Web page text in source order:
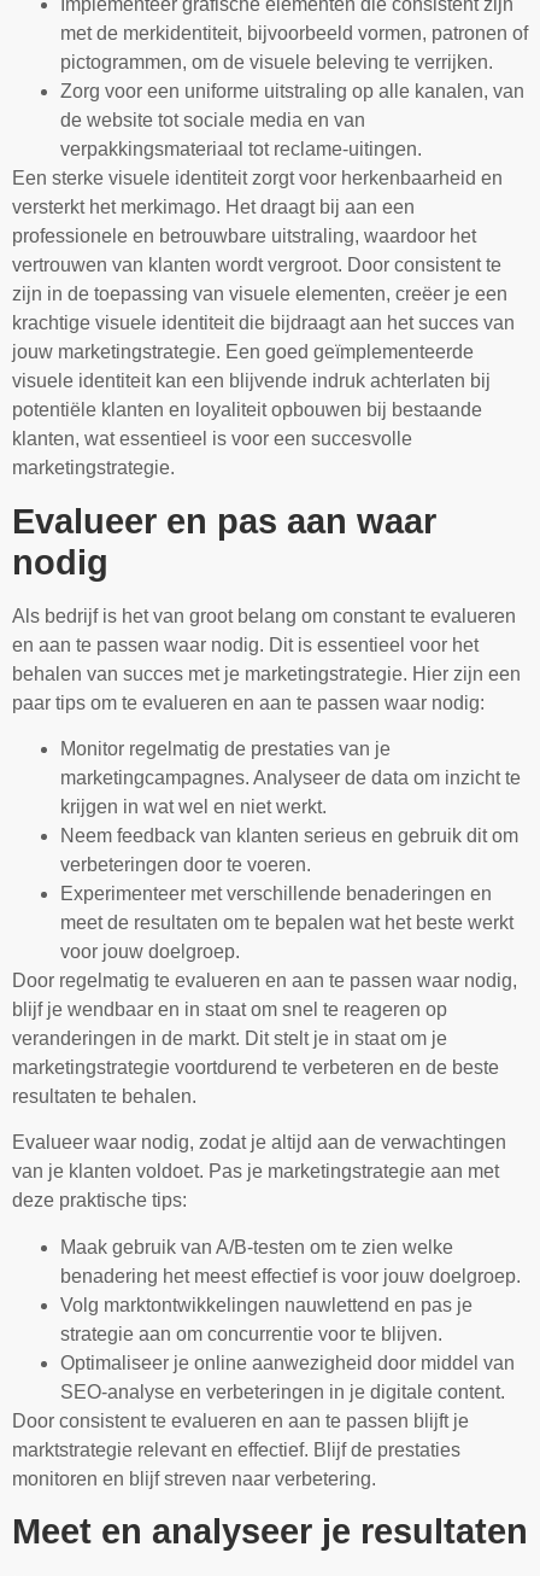
Implementeer grafische elementen die consistent zijn
met de merkidentiteit, bijvoorbeeld vormen, patronen of
pictogrammen, om de visuele beleving te verrijken.
Zorg voor een uniforme uitstraling op alle kanalen, van
de website tot sociale media en van
verpakkingsmateriaal tot reclame-uitingen.
Een sterke visuele identiteit zorgt voor herkenbaarheid en
versterkt het merkimago. Het draagt bij aan een
professionele en betrouwbare uitstraling, waardoor het
vertrouwen van klanten wordt vergroot. Door consistent te
zijn in de toepassing van visuele elementen, creëer je een
krachtige visuele identiteit die bijdraagt aan het succes van
jouw marketingstrategie. Een goed geïmplementeerde
visuele identiteit kan een blijvende indruk achterlaten bij
potentiële klanten en loyaliteit opbouwen bij bestaande
klanten, wat essentieel is voor een succesvolle
marketingstrategie.
Evalueer en pas aan waar
nodig
Als bedrijf is het van groot belang om constant te evalueren
en aan te passen waar nodig. Dit is essentieel voor het
behalen van succes met je marketingstrategie. Hier zijn een
paar tips om te evalueren en aan te passen waar nodig:
Monitor regelmatig de prestaties van je
marketingcampagnes. Analyseer de data om inzicht te
krijgen in wat wel en niet werkt.
Neem feedback van klanten serieus en gebruik dit om
verbeteringen door te voeren.
Experimenteer met verschillende benaderingen en
meet de resultaten om te bepalen wat het beste werkt
voor jouw doelgroep.
Door regelmatig te evalueren en aan te passen waar nodig,
blijf je wendbaar en in staat om snel te reageren op
veranderingen in de markt. Dit stelt je in staat om je
marketingstrategie voortdurend te verbeteren en de beste
resultaten te behalen.
Evalueer waar nodig, zodat je altijd aan de verwachtingen
van je klanten voldoet. Pas je marketingstrategie aan met
deze praktische tips:
Maak gebruik van A/B-testen om te zien welke
benadering het meest effectief is voor jouw doelgroep.
Volg marktontwikkelingen nauwlettend en pas je
strategie aan om concurrentie voor te blijven.
Optimaliseer je online aanwezigheid door middel van
SEO-analyse en verbeteringen in je digitale content.
Door consistent te evalueren en aan te passen blijft je
marktstrategie relevant en effectief. Blijf de prestaties
monitoren en blijf streven naar verbetering.
Meet en analyseer je resultaten